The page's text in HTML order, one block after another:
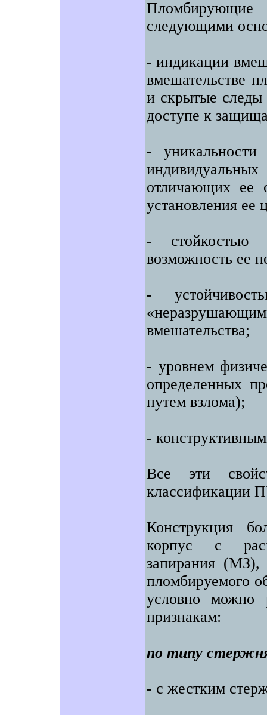
следующими
- индикации
вмешательстве
и скрытые следы
доступе к
-
отличающих ее
установления ее
- стойкостью
возможность ее
-
вмешательства;
- уровнем
определенных
путем взлома);
-
Все эти
классификации
Конструкция
корпус с
запирания (МЗ),
пломбируемого
условно можно
признакам:
по типу
- с жестким